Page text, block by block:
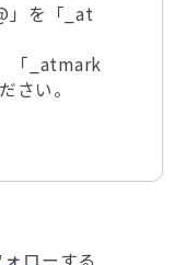
」を「_at
「_atmark
さい。